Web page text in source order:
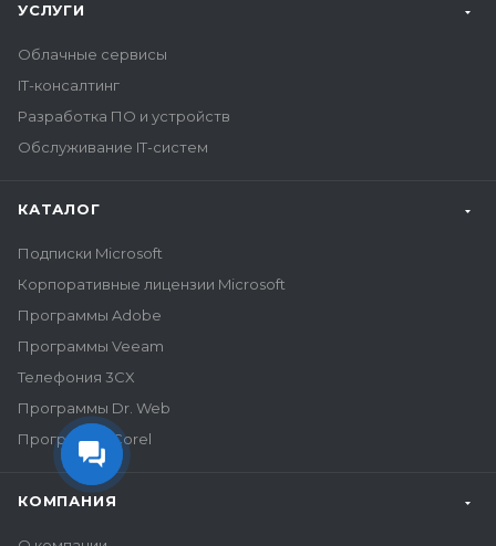
УСЛУГИ
Облачные сервисы
IT-консалтинг
Разработка ПО и устройств
Обслуживание IT-систем
КАТАЛОГ
Подписки Microsoft
Корпоративные лицензии Microsoft
Программы Adobe
Программы Veeam
Телефония 3CX
Программы Dr. Web
Программы Corel
КОМПАНИЯ